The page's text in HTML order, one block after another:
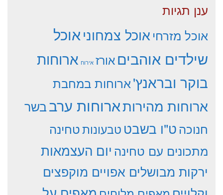
ענן תגיות
אוכל מזרחיאוכל צמחוניאוכל
שילדים אוהביםאורז אירוח ארוחות
בוקר ובראנץ'ארוחות במחבת
ארוחות מהירותארוחות ערבבשר
חנוכהט"ו בשבט טבעונותטחינה
מתכונים עם טחינה יום העצמאות
ירקות מבושלים אפויים מוקפצים